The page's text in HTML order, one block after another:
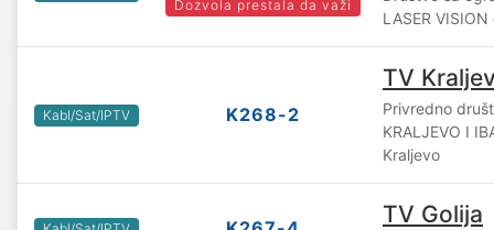
Dozvola prestala da važi
LASER
Kabl/Sat/IPTV K268-2
TV
Privredno
KRALJEVO I
Kraljevo
TV Golija